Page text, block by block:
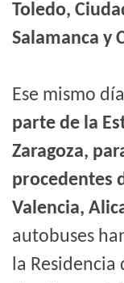
Toledo,
Salamanca y
Ese mismo
parte de la
Zaragoza,
procedentes
Valencia,
autobuses
la Residencia